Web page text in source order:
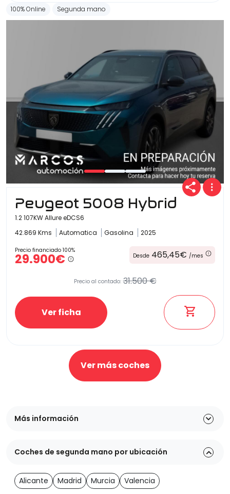
100% Online Segunda mano
Peugeot 5008 Hybrid
1.2 107KW Allure eDCS6
42.869 Kms
Automatica Gasolina 2025
Precio financiado 100%
29.900€ Desde 465,45€ /mes
Precio al contado: 31.500 €
Ver ficha
Ver más coches
Más información
Coches de segunda mano por ubicación
Alicante Madrid Murcia Valencia